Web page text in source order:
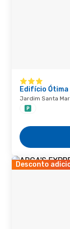
Edifício
Jardim Santa
Desconto